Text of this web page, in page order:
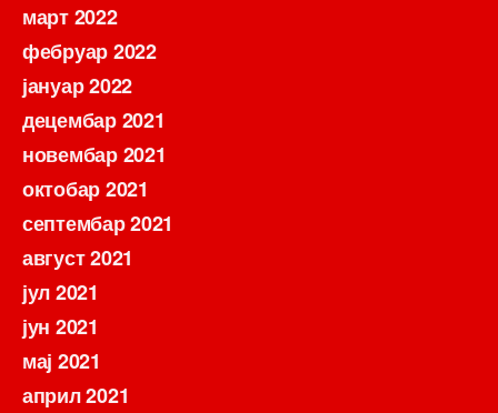
март 2022
фебруар 2022
јануар 2022
децембар 2021
новембар 2021
октобар 2021
септембар 2021
август 2021
јул 2021
јун 2021
мај 2021
април 2021